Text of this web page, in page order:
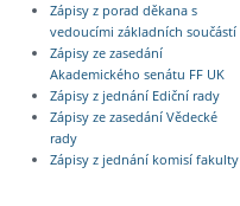
Zápisy z porad děkana s
vedoucími základních součástí
Zápisy ze zasedání
Akademického senátu FF UK
Zápisy z jednání Ediční rady
Zápisy ze zasedání Vědecké
rady
Zápisy z jednání komisí fakulty